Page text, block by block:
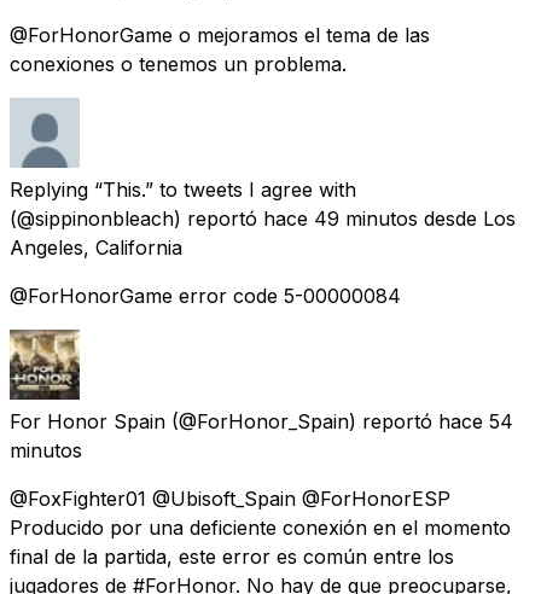
@ForHonorGame o mejoramos el tema de las
conexiones o tenemos un problema.
Replying “This.” to tweets I agree with
(@sippinonbleach) reportó hace 49 minutos desde Los
Angeles, California
@ForHonorGame error code 5-00000084
For Honor Spain (@ForHonor_Spain) reportó hace 54
minutos
@FoxFighter01 @Ubisoft_Spain @ForHonorESP
Producido por una deficiente conexión en el momento
final de la partida, este error es común entre los
jugadores de #ForHonor. No hay de que preocuparse,